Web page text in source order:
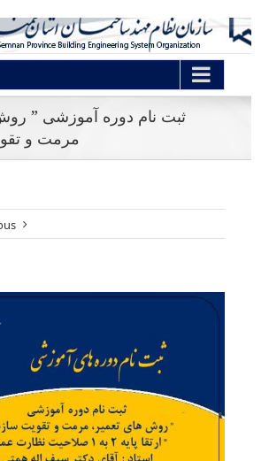
ثبت نام دوره آموزشی ”
مرمت و
View
Larger